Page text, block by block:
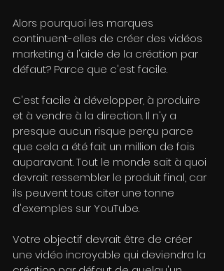
Alors pourquoi les marques
continuent-elles de créer des vidéos
marketing à l'aide de la création par
défaut? Parce que c'est facile.
C'est facile à développer, à produire
et à vendre à la direction. Il n'y a
presque aucun risque perçu parce
que cela a été fait un million de fois
auparavant. Tout le monde sait à quoi
devrait ressembler le produit final, car
ils peuvent tous citer une tonne
d'exemples sur YouTube.
Votre objectif devrait être de créer
une vidéo incroyable qui deviendra la